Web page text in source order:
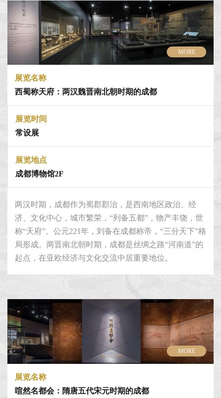
MORE
展览名称
西蜀称天府：两汉魏晋南北朝时期的成都
展览时间
常设展
展览地点
成都博物馆2F
两汉时期，成都作为蜀郡郡治，是西南地区政治、经
济、文化中心，城市繁荣，“列备五都”，物产丰饶，世
称“天府”。公元221年，刘备在成都称帝，“三分天下”格
局形成。两晋南北朝时期，成都是丝绸之路“河南道”的
起点，在亚欧经济与文化交流中居重要地位。
MORE
展览名称
喧然名都会：隋唐五代宋元时期的成都